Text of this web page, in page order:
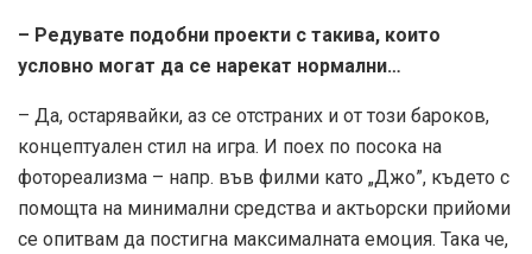
– Редувате подобни проекти с такива, които
условно могат да се нарекат нормални…
– Да, остарявайки, аз се отстраних и от този бароков,
концептуален стил на игра. И поех по посока на
фотореализма – напр. във филми като „Джо”, където с
помощта на минимални средства и актьорски прийоми
се опитвам да постигна максималната емоция. Така че,